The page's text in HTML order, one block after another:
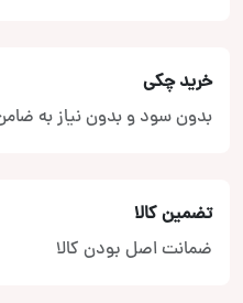
خرید چکی
بدون سود و بدون نیاز به
تضمین کالا
ضمانت اصل بودن کالا